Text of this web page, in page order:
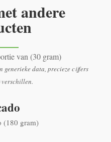
andere
van (30 gram)
generieke data, precieze cijfers
verschillen.
(180 gram)